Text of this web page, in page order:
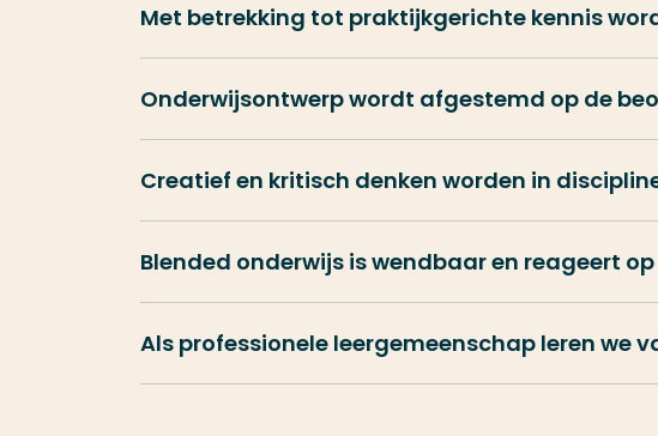
Met betrekking tot praktijkgerichte kennis
Onderwijsontwerp wordt afgestemd op de
Creatief en kritisch denken worden in
Blended onderwijs is wendbaar en reageert
Als professionele leergemeenschap leren we